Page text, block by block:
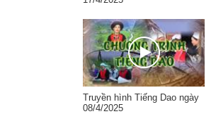
Truyền hình Tiếng Dao ngày
08/4/2025